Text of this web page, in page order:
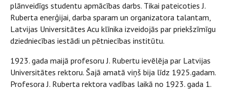
plānveidīgs studentu apmācības darbs. Tikai pateicoties J.
Ruberta enerģijai, darba sparam un organizatora talantam,
Latvijas Universitātes Acu klīnika izveidojās par priekšzīmīgu
dziedniecības iestādi un pētniecības institūtu.
1923. gada maijā profesoru J. Rubertu ievēlēja par Latvijas
Universitātes rektoru. Šajā amatā viņš bija līdz 1925.gadam.
Profesora J. Ruberta rektora vadības laikā no 1923. gada 1.